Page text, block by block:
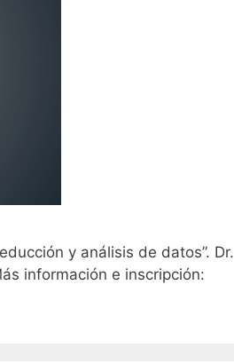
y análisis de datos”. Dr.
información e inscripción: